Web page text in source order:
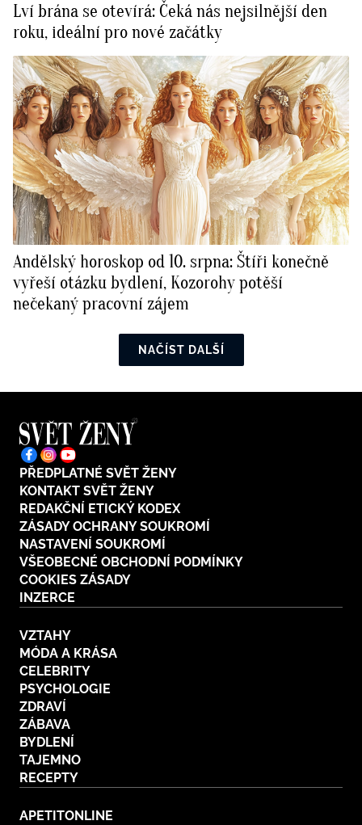
Lví brána se otevírá: Čeká nás nejsilnější den
roku, ideální pro nové začátky
Andělský horoskop od 10. srpna: Štíři konečně
vyřeší otázku bydlení, Kozorohy potěší
nečekaný pracovní zájem
NAČÍST DALŠÍ
PŘEDPLATNÉ SVĚT ŽENY
KONTAKT SVĚT ŽENY
REDAKČNÍ ETICKÝ KODEX
ZÁSADY OCHRANY SOUKROMÍ
NASTAVENÍ SOUKROMÍ
VŠEOBECNÉ OBCHODNÍ PODMÍNKY
COOKIES ZÁSADY
INZERCE
VZTAHY
MÓDA A KRÁSA
CELEBRITY
PSYCHOLOGIE
ZDRAVÍ
ZÁBAVA
BYDLENÍ
TAJEMNO
RECEPTY
APETITONLINE